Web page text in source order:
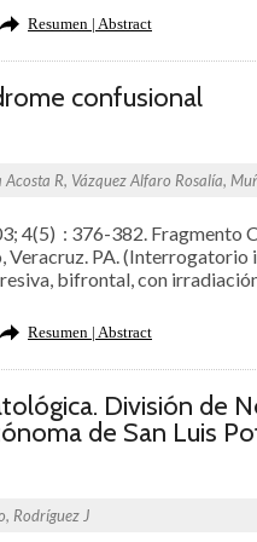
Resumen | Abstract
confusional
R, Vázquez Alfaro Rosalía,
4(5) : 376-382. Fragmento
Veracruz. PA.
bifrontal, con
Resumen | Abstract
División de
de San Luis
Rodríguez J